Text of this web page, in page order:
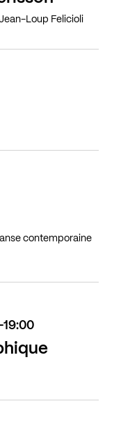
Loup Felicioli
contemporaine
19:00